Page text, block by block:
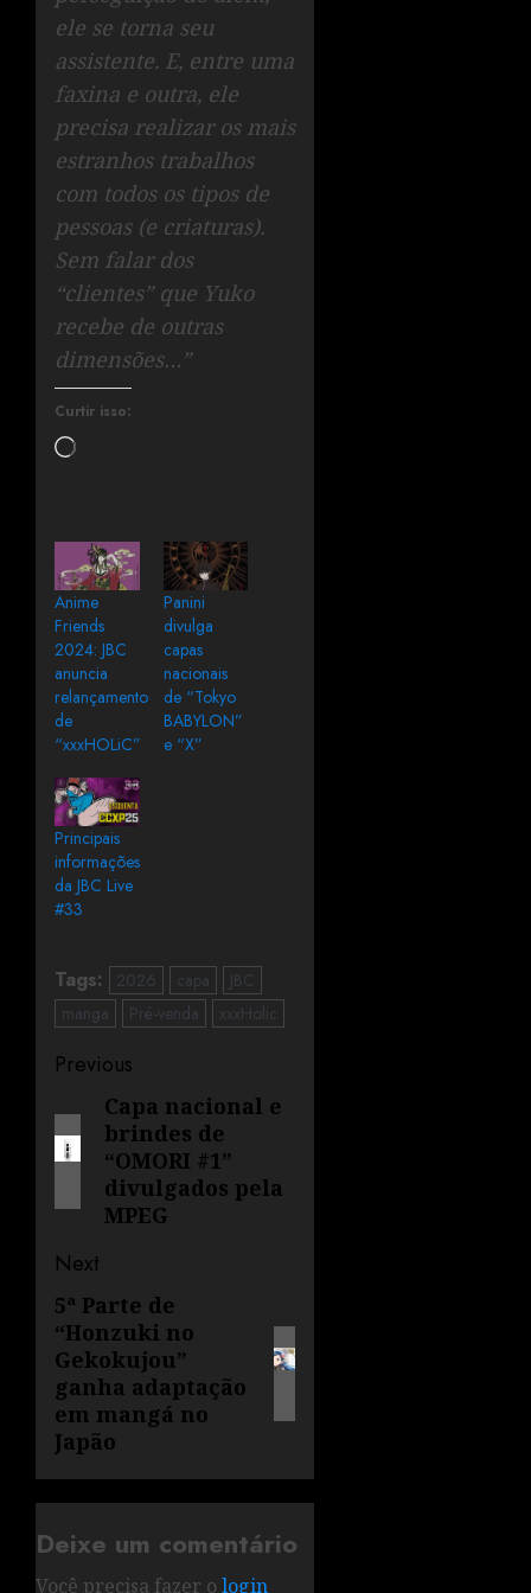
ele se torna seu
assistente. E, entre uma
faxina e outra, ele
precisa realizar os mais
estranhos trabalhos
com todos os tipos de
pessoas (e criaturas).
Sem falar dos
“clientes” que Yuko
recebe de outras
dimensões…”
Curtir isso:
Anime
Friends
2024: JBC
anuncia
relançamento
de
“xxxHOLiC”
Panini
divulga
capas
nacionais
de “Tokyo
BABYLON”
e “X”
Principais
informações
da JBC Live
#33
Tags: 2026 capa
JBC
manga
Pré-venda xxxHolic
Previous
Capa nacional e
brindes de
“OMORI #1”
divulgados pela
MPEG
Next
5ª Parte de
“Honzuki no
Gekokujou”
ganha adaptação
em mangá no
Japão
Deixe um comentário
Você precisa fazer o login